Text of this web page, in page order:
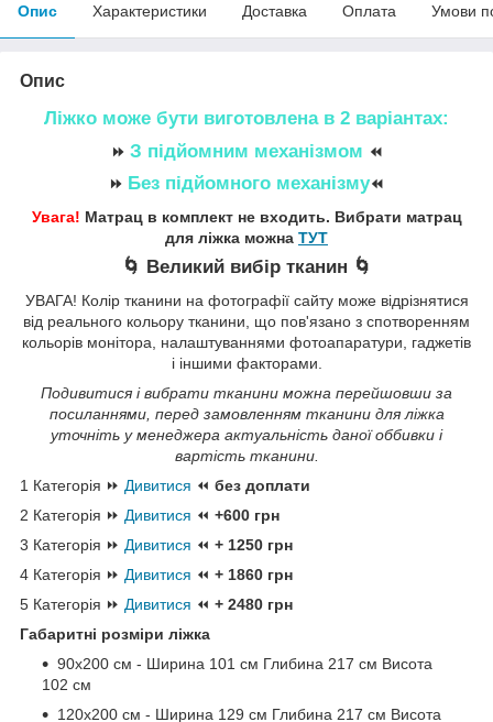
Опис Характеристики Доставка Оплата Умови
Опис
Ліжко може бути виготовлена в 2 варіантах:
⏩ З підйомним механізмом ⏪
⏩ Без підйомного механізму⏪
Увага! Матрац в комплект не входить. Вибрати матрац
для ліжка можна ТУТ
🌀 Великий вибір тканин 🌀
УВАГА! Колір тканини на фотографії сайту може відрізнятися
від реального кольору тканини, що пов'язано з спотворенням
кольорів монітора, налаштуваннями фотоапаратури, гаджетів
і іншими факторами.
Подивитися і вибрати тканини можна перейшовши за
посиланнями, перед замовленням тканини для ліжка
уточніть у менеджера актуальність даної оббивки і
вартість тканини.
1 Категорія ⏩ Дивитися ⏪ без доплати
2 Категорія ⏩ Дивитися ⏪ +600 грн
3 Категорія ⏩ Дивитися ⏪ + 1250 грн
4 Категорія ⏩ Дивитися ⏪ + 1860 грн
5 Категорія ⏩ Дивитися ⏪ + 2480 грн
Габаритні розміри ліжка
90х200 см - Ширина 101 см Глибина 217 см Висота
102 см
120х200 см - Ширина 129 см Глибина 217 см Висота